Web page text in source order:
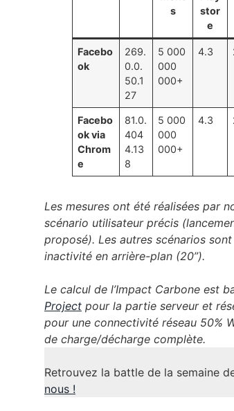
s
stor
e
Facebo
ok
269.
0.0.
50.1
27
5 000
000
000+
4.3
Facebo
ok via
Chrom
e
81.0.
404
4.13
8
5 000
000
000+
4.3
Les mesures ont été réalisées par
scénario utilisateur précis
proposé). Les autres scénarios
inactivité en arrière-plan (20”).
Le calcul de l’Impact Carbone est
Project pour la partie serveur et
pour une connectivité réseau 50%
de charge/décharge complète.
Retrouvez la battle de la semaine
nous !